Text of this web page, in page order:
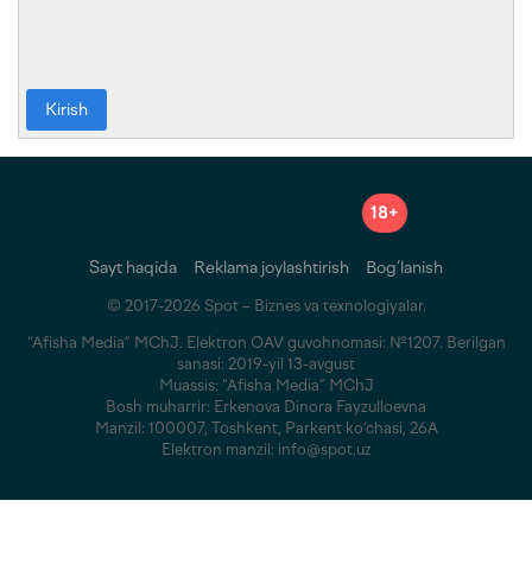
Kirish
18+
Sayt haqida Reklama joylashtirish Bog‘lanish
© 2017-2026 Spot – Biznes va texnologiyalar.
“Afisha Media” MChJ. Elektron OAV guvohnomasi: №1207. Berilgan
sanasi: 2019-yil 13-avgust
Muassis: “Afisha Media” MChJ
Bosh muharrir: Erkenova Dinora Fayzulloevna
Manzil: 100007, Toshkent, Parkent ko‘chasi, 26A
Elektron manzil: info@spot.uz